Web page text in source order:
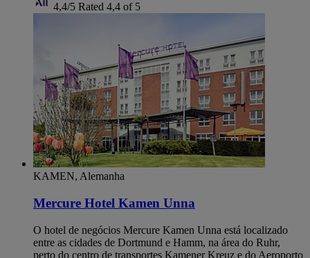
4,4/5 Rated 4,4 of 5
KAMEN, Alemanha
Mercure Hotel Kamen Unna
O hotel de negócios Mercure Kamen Unna está localizado
entre as cidades de Dortmund e Hamm, na área do Ruhr,
perto do centro de transportes Kamener Kreuz e do Aeroporto